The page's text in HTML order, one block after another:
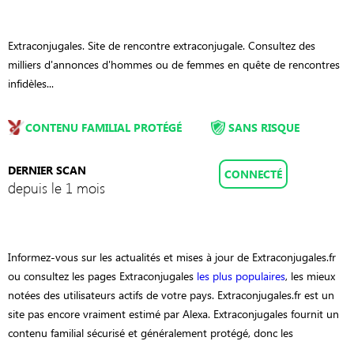
Extraconjugales. Site de rencontre extraconjugale. Consultez des
milliers d'annonces d'hommes ou de femmes en quête de rencontres
infidèles...
CONTENU FAMILIAL PROTÉGÉ
DERNIER SCAN
depuis le 1 mois
SANS RISQUE
CONNECTÉ
Informez-vous sur les actualités et mises à jour de Extraconjugales.fr
ou consultez les pages Extraconjugales les plus populaires, les mieux
notées des utilisateurs actifs de votre pays. Extraconjugales.fr est un
site pas encore vraiment estimé par Alexa. Extraconjugales fournit un
contenu familial sécurisé et généralement protégé, donc les